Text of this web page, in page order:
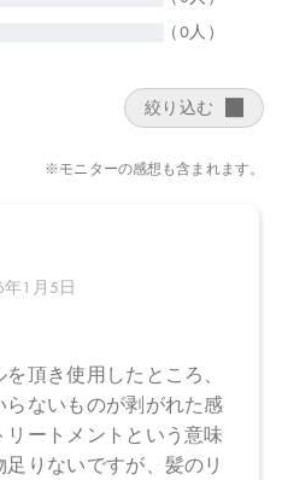
油、乳酸、キャンデリラロウ、
ニウムヒドロキシプロピル加水
１０、ベヘントリモニウムメト
プロピルトリモニウムクロリ
グリセリン、カプリル酸グリセ
記品番をお伝え下さい。